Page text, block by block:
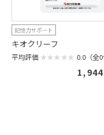
記憶力サポート
キオクリーフ
平均評価 0.0（全0
1,944